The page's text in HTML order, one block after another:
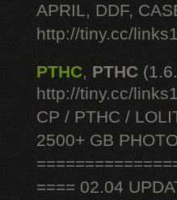
APRIL, DDF,
http://tiny.cc/
PTHC, PTHC
http://tiny.cc/
CP / PTHC /
2500+ GB
==== 02.04